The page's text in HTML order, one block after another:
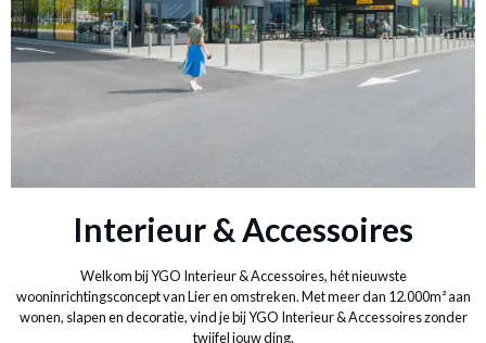
Interieur & Accessoires
Welkom bij YGO Interieur & Accessoires, hét nieuwste
wooninrichtingsconcept van Lier en omstreken. Met meer dan 12.000m² aan
wonen, slapen en decoratie, vind je bij YGO Interieur & Accessoires zonder
twijfel jouw ding.